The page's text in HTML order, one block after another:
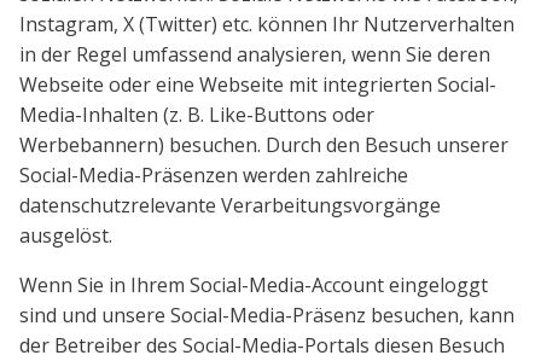
Instagram, X (Twitter) etc. können Ihr Nutzerverhalten
in der Regel umfassend analysieren, wenn Sie deren
Webseite oder eine Webseite mit integrierten Social-
Media-Inhalten (z. B. Like-Buttons oder
Werbebannern) besuchen. Durch den Besuch unserer
Social-Media-Präsenzen werden zahlreiche
datenschutzrelevante Verarbeitungsvorgänge
ausgelöst.
Wenn Sie in Ihrem Social-Media-Account eingeloggt
sind und unsere Social-Media-Präsenz besuchen, kann
der Betreiber des Social-Media-Portals diesen Besuch